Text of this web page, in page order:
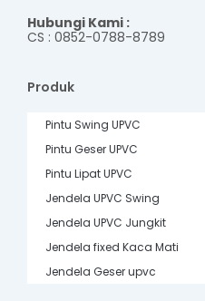
Hubungi Kami :
CS : 0852-0788-8789
Produk
Pintu Swing UPVC
Pintu Geser UPVC
Pintu Lipat UPVC
Jendela UPVC Swing
Jendela UPVC Jungkit
Jendela fixed Kaca Mati
Jendela Geser upvc